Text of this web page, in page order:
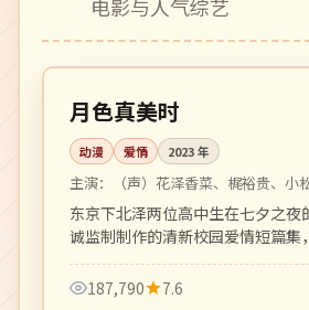
电影与人气综艺
日本
高分
月色真美时
动漫 爱情 2023年
主演： （声）花泽香菜、梶裕贵、小
东京下北泽两位高中生在七夕之夜
诚监制制作的清新校园爱情短篇集
息。
187,790
7.6